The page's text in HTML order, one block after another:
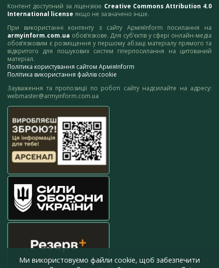
Контент доступний за ліцензією Creative Commons Attribution 4.0
International license якщо не зазначено інше.
При використанні контенту з сайту АрміяInform посилання на
armyinform.com.ua обов’язкове. Для суб’єктів у сфері онлайн-медіа
обов’язковим є розміщення у першому абзаці матеріалу прямого та
відкритого для пошукових систем гіперпосилання на цитований
матеріал.
Політика користування сайтом АрміяInform
Політика використання файлів cookie
Зауваження та пропозиції по роботі сайту надсилайте на адресу:
webmaster@armyinform.com.ua
Ми використовуємо файли cookie, щоб забезпечити